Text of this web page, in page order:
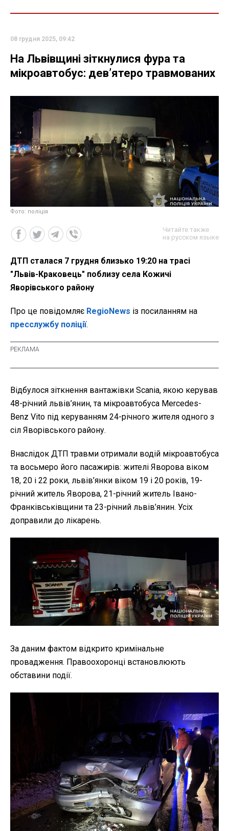
08 грудня 2025, 09:42
На Львівщині зіткнулися фура та
мікроавтобус: дев’ятеро травмованих
Фото: поліція
Читайте также
на русском языке
ДТП сталася 7 грудня близько 19:20 на трасі
"Львів-Краковець" поблизу села Кожичі
Яворівського району
Про це повідомляє RegioNews із посиланням на
пресслужбу поліції.
Відбулося зіткнення вантажівки Scania, якою керував
48-річний львів’янин, та мікроавтобуса Mercedes-
Benz Vito під керуванням 24-річного жителя одного з
сіл Яворівського району.
Внаслідок ДТП травми отримали водій мікроавтобуса
та восьмеро його пасажирів: жителі Яворова віком
18, 20 і 22 роки, львів’янки віком 19 і 20 років, 19-
річний житель Яворова, 21-річний житель Івано-
Франківськівщини та 23-річний львів’янин. Усіх
доправили до лікарень.
За даним фактом відкрито кримінальне
провадження. Правоохоронці встановлюють
обставини події.